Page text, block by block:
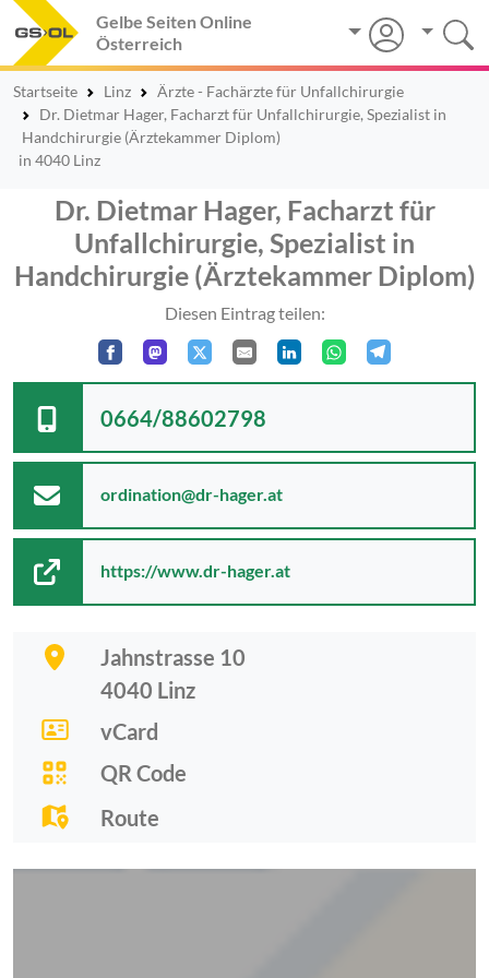
Gelbe Seiten Online
Österreich
Startseite Linz
Ärzte - Fachärzte für Unfallchirurgie
Dr. Dietmar Hager, Facharzt für Unfallchirurgie, Spezialist in
Handchirurgie (Ärztekammer Diplom)
in 4040 Linz
Dr. Dietmar Hager, Facharzt für
Unfallchirurgie, Spezialist in
Handchirurgie (Ärztekammer Diplom)
Diesen Eintrag teilen:
Jahnstrasse 10
4040 Linz
vCard
QR Code
Route
0664/88602798
ordination@dr-hager.at
https://www.dr-hager.at